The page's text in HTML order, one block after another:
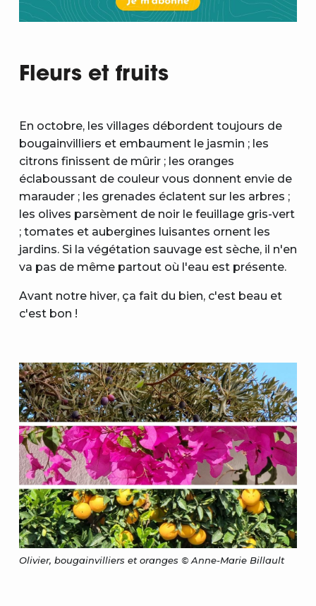
Fleurs et fruits
En octobre, les villages débordent toujours de
bougainvilliers et embaument le jasmin ; les
citrons finissent de mûrir ; les oranges
éclaboussant de couleur vous donnent envie de
marauder ; les grenades éclatent sur les arbres ;
les olives parsèment de noir le feuillage gris-vert
; tomates et aubergines luisantes ornent les
jardins. Si la végétation sauvage est sèche, il n'en
va pas de même partout où l'eau est présente.
Avant notre hiver, ça fait du bien, c'est beau et
c'est bon !
Olivier, bougainvilliers et oranges © Anne-Marie Billault